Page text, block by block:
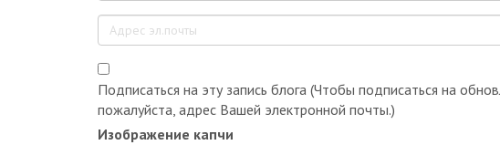
Подписаться на эту запись блога (Чтобы подписаться на
пожалуйста, адрес Вашей электронной почты.)
Изображение капчи